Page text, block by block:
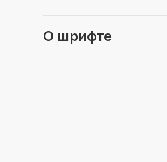
О шрифте